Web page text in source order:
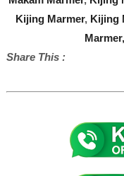
Kijing Marmer, Kijing
Share This :